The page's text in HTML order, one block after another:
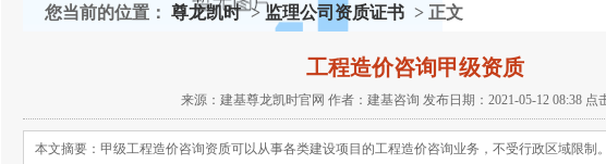
您当前的位置： 尊龙凯时 > 监理公司资质证书 > 正文
工程造价咨询甲级资质
来源：建基尊龙凯时官网 作者：建基咨询 发布日期：2021-05-12 08:38 点
本文摘要：甲级工程造价咨询资质可以从事各类建设项目的工程造价咨询业务，不受行政区域限制。